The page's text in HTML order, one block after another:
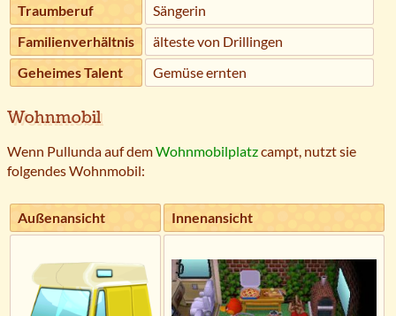
Traumberuf
Sängerin
Familienverhältnis
älteste von Drillingen
Geheimes Talent
Gemüse ernten
Wohnmobil
Wenn Pullunda auf demWohnmobilplatzcampt, nutzt sie
folgendes Wohnmobil:
Außenansicht Innenansicht